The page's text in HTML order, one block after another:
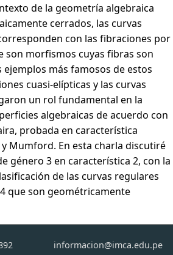
de la geometría algebraica
cerrados, las curvas
con las fibraciones por
son morfismos cuyas fibras son
ejemplos más famosos de estos
cuasi-elípticas y las curvas
un rol fundamental en la
algebraicas de acuerdo con
probada en característica
Mumford. En esta charla discutiré
género 3 en característica 2, con la
de las curvas regulares
que son geométricamente
informacion@imca.edu.pe